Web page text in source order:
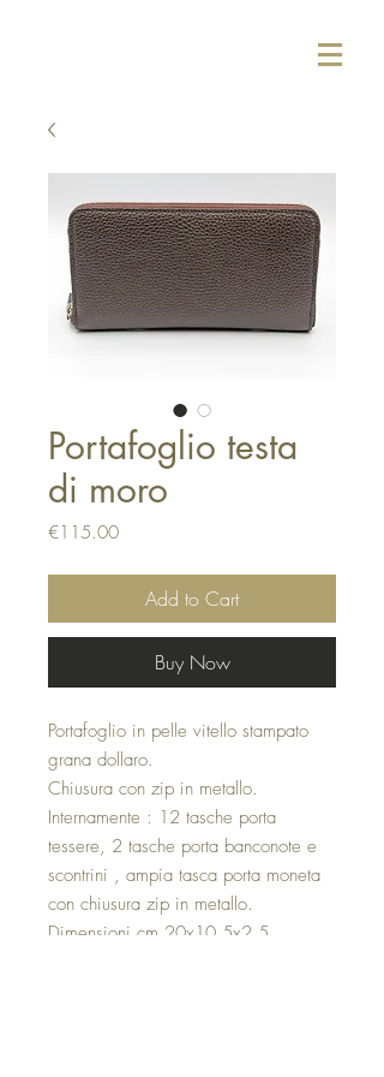
Portafoglio testa
di moro
€115.00Price
Add to Cart
Buy Now
Portafoglio in pelle vitello stampato
grana dollaro.
Chiusura con zip in metallo.
Internamente : 12 tasche porta
tessere, 2 tasche porta banconote e
scontrini , ampia tasca porta moneta
con chiusura zip in metallo.
Dimensioni cm 20x10,5x2,5